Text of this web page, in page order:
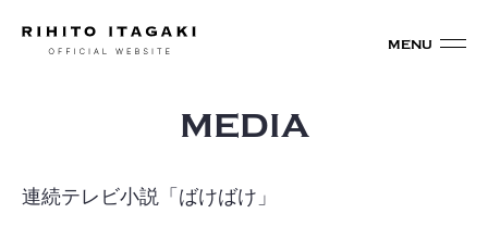
MEDIA
連続テレビ小説「ばけばけ」